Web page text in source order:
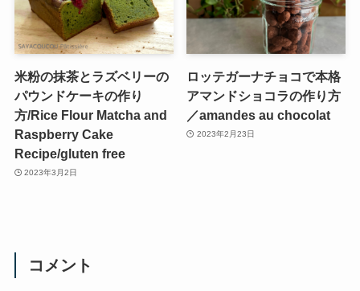
米粉の抹茶とラズベリーの
パウンドケーキの作り
方/Rice Flour Matcha and
Raspberry Cake
Recipe/gluten free
2023年3月2日
ロッテガーナチョコで本格
アマンドショコラの作り方
／amandes au chocolat
2023年2月23日
コメント